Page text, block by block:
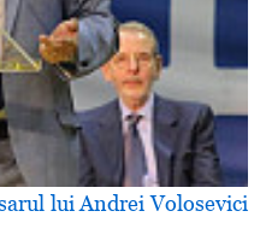
lui Andrei Volosevici